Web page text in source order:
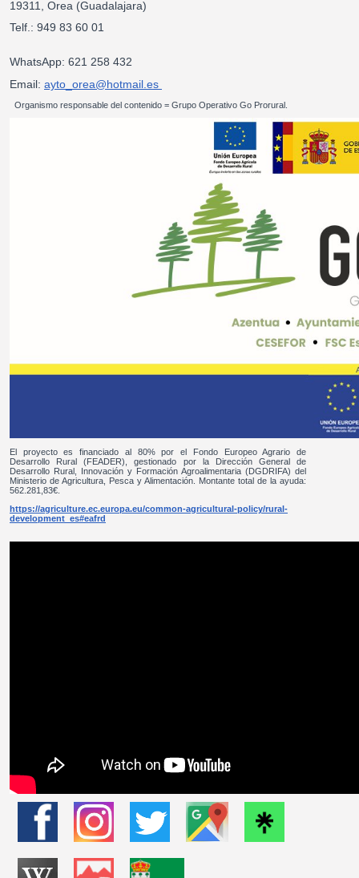
19311, Orea (Guadalajara)
Telf.: 949 83 60 01
WhatsApp: 621 258 432
Email: ayto_orea@hotmail.es
Organismo responsable del contenido = Grupo Operativo Go Prorural.
El proyecto es financiado al 80% por el Fondo Europeo Agrario de
Desarrollo Rural (FEADER), gestionado por la Dirección General de
Desarrollo Rural, Innovación y Formación Agroalimentaria (DGDRIFA) del
Ministerio de Agricultura, Pesca y Alimentación. Montante total de la ayuda:
562.281,83€.
https://agriculture.ec.europa.eu/common-agricultural-policy/rural-
development_es#eafrd